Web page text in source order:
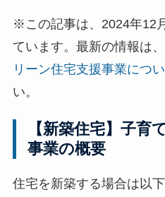
※この記事は、2024年12
ています。最新の情報は
リーン住宅支援事業につい
い。
【新築住宅】子育
事業の概要
住宅を新築する場合は以